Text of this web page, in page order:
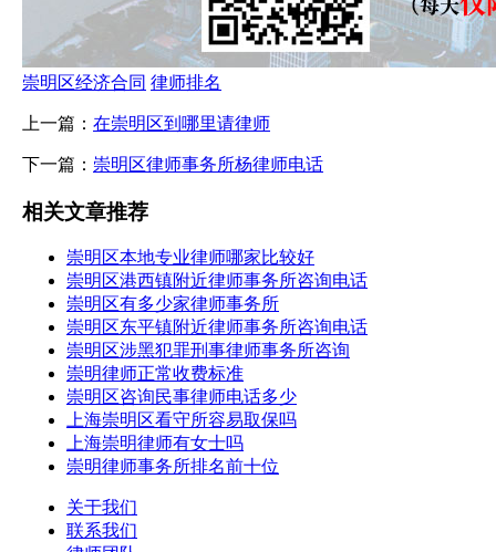
崇明区经济合同 律师排名
上一篇： 在崇明区到哪里请律师
下一篇： 崇明区律师事务所杨律师电话
相关文章推荐
崇明区本地专业律师哪家比较好
崇明区港西镇附近律师事务所咨询电话
崇明区有多少家律师事务所
崇明区东平镇附近律师事务所咨询电话
崇明区涉黑犯罪刑事律师事务所咨询
崇明律师正常收费标准
崇明区咨询民事律师电话多少
上海崇明区看守所容易取保吗
上海崇明律师有女士吗
崇明律师事务所排名前十位
关于我们
联系我们